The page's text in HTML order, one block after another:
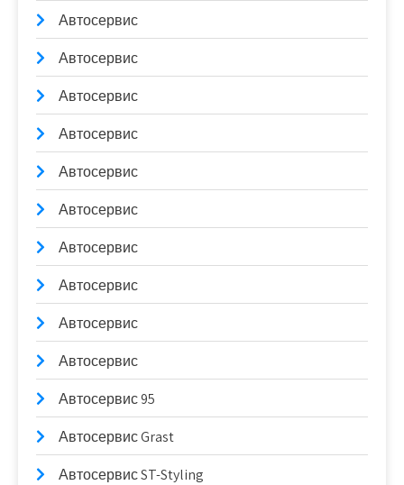
Автосервис
Автосервис
Автосервис
Автосервис
Автосервис
Автосервис
Автосервис
Автосервис
Автосервис
Автосервис
Автосервис 95
Автосервис Grast
Автосервис ST-Styling